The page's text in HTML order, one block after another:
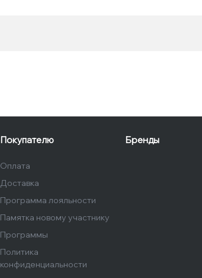
Покупателю
Оплата
Доставка
Программа лояльности
Памятка новому участнику
Программы
Политика
конфиденциальности
Бренды